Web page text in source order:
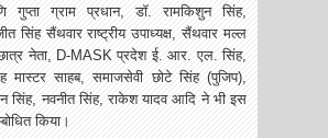
गुप्ता ग्राम प्रधान, डॉ. रामकिशुन सिंह,
सिंह सैंथवार राष्ट्रीय उपाध्यक्ष, सैंथवार मल्ल
छात्र नेता, D-MASK प्रदेश ई. आर. एल. सिंह,
मास्टर साहब, समाजसेवी छोटे सिंह (पुजिप),
सिंह, नवनीत सिंह, राकेश यादव आदि ने भी इस
किया।